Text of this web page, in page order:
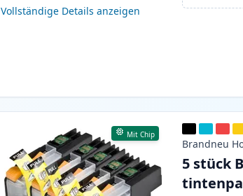
Vollständige Details anzeigen
Mit Chip
Brandneu
5 stück